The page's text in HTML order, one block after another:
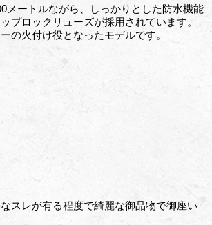
メートルながら、しっかりとした防水機能
プロックリューズが採用されています。
の火付け役となったモデルです。
スレが有る程度で綺麗な御品物で御座い